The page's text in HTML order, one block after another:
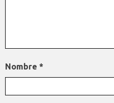
Nombre *